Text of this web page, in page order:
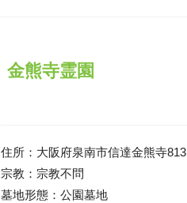
金熊寺霊園
住所： 大阪府泉南市信達金熊寺813
宗教： 宗教不問
墓地形態： 公園墓地